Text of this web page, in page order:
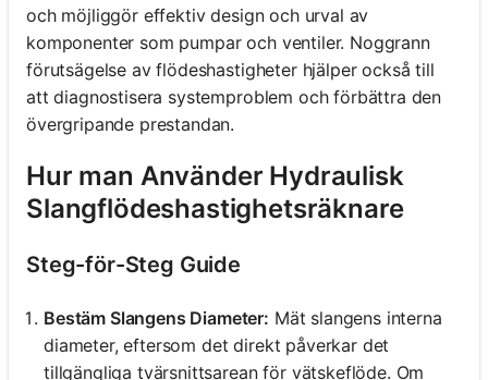
och möjliggör effektiv design och urval av
komponenter som pumpar och ventiler. Noggrann
förutsägelse av flödeshastigheter hjälper också till
att diagnostisera systemproblem och förbättra den
övergripande prestandan.
Hur man Använder Hydraulisk
Slangflödeshastighetsräknare
Steg-för-Steg Guide
Bestäm Slangens Diameter: Mät slangens interna
diameter, eftersom det direkt påverkar det
tillgängliga tvärsnittsarean för vätskeflöde. Om